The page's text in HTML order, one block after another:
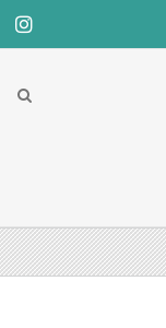
Instagram